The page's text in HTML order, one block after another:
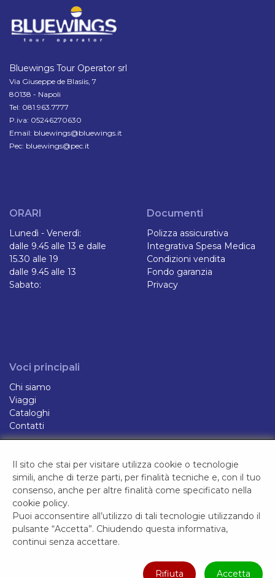
Il sito che stai per visitare utilizza cookie o tecnologie
simili, anche di terze parti, per finalità tecniche e, con il tuo
consenso, anche per altre finalità come specificato nella
cookie policy.
Puoi acconsentire all’utilizzo di tali tecnologie utilizzando il
pulsante “Accetta”. Chiudendo questa informativa,
continui senza accettare.
Rifiuta Accetta
Bluewings Tour Operator srl
Via Giuseppe de Blasiis, 7
80138 - Napoli
Tel: 081.963.7777
P.iva: 05246270630
Email: bluewings@bluewings.it
Pec: bluewings@pec.it
ORARI
Lunedì - Venerdì:
dalle 9.45 alle 13 e dalle
15.30 alle 19
dalle 9.45 alle 13
Sabato:
Documenti
Polizza assicurativa
Integrativa Spesa Medica
Condizioni vendita
Fondo garanzia
Privacy
Voci principali
Chi siamo
Viaggi
Cataloghi
Contatti